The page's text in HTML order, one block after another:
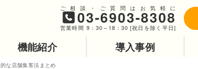
ご相談・ご質問はお気軽に
03-6903-8308
営業時間 9：30～18：30 [祝日を除く平日]
機能紹介 導入事例
な店舗集客法まとめ